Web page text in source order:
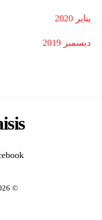
يناير 2020
ديسمبر 2019
©